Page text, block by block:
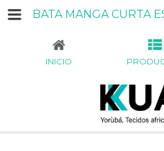
BATA MANGA CURTA
INICIO